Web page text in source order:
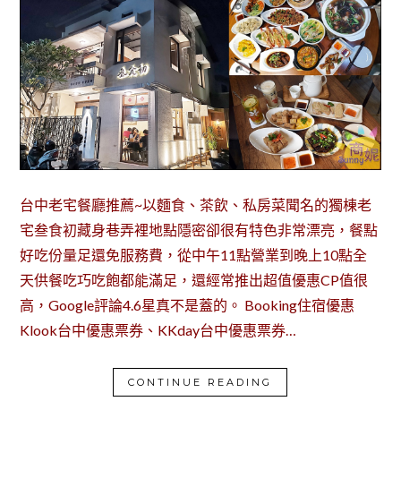
台中老宅餐廳推薦~以麵食、茶飲、私房菜聞名的獨棟老
宅叁食初藏身巷弄裡地點隱密卻很有特色非常漂亮，餐點
好吃份量足還免服務費，從中午11點營業到晚上10點全
天供餐吃巧吃飽都能滿足，還經常推出超值優惠CP值很
高，Google評論4.6星真不是蓋的。 Booking住宿優惠
Klook台中優惠票券、KKday台中優惠票券…
CONTINUE READING